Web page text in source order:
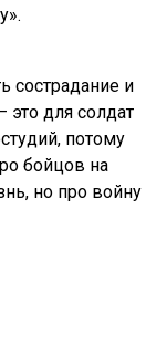
сострадание и
это для солдат
потому
бойцов на
но про войну